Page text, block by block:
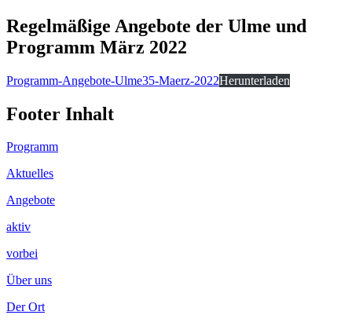
Regelmäßige Angebote der Ulme und
Programm März 2022
Programm-Angebote-Ulme35-Maerz-2022Herunterladen
Footer Inhalt
Programm
Aktuelles
Angebote
aktiv
vorbei
Über uns
Der Ort